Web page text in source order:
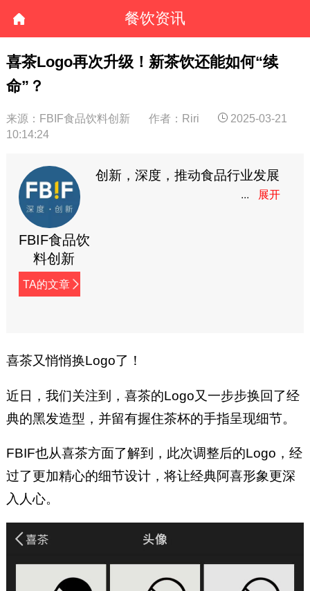
餐饮资讯
喜茶Logo再次升级！新茶饮还能如何“续
命”？
来源：FBIF食品饮料创新 作者：Riri
2025-03-21
10:14:24
FBIF食品饮
料创新
TA的文章
创新，深度，推动食品行业发展
喜茶又悄悄换Logo了！
近日，我们关注到，喜茶的Logo又一步步换回了经
典的黑发造型，并留有握住茶杯的手指呈现细节。
FBIF也从喜茶方面了解到，此次调整后的Logo，经
过了更加精心的细节设计，将让经典阿喜形象更深
入人心。